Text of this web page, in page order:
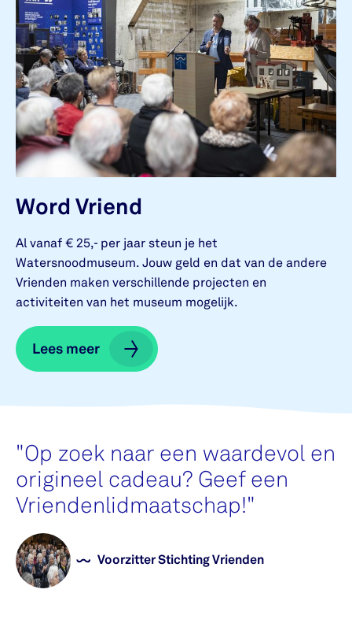
Word Vriend
Al vanaf € 25,- per jaar steun je het
Watersnoodmuseum. Jouw geld en dat van de andere
Vrienden maken verschillende projecten en
activiteiten van het museum mogelijk.
Lees meer
Lees meer
"Op zoek naar een waardevol en
origineel cadeau? Geef een
Vriendenlidmaatschap!"
Voorzitter Stichting Vrienden